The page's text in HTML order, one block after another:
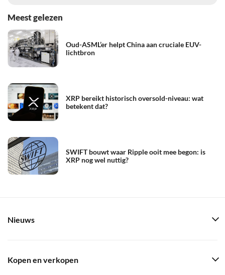
Meest gelezen
Oud-ASML’er helpt China aan cruciale EUV-
lichtbron
XRP bereikt historisch oversold-niveau: wat
betekent dat?
SWIFT bouwt waar Ripple ooit mee begon: is
XRP nog wel nuttig?
Nieuws
Kopen en verkopen